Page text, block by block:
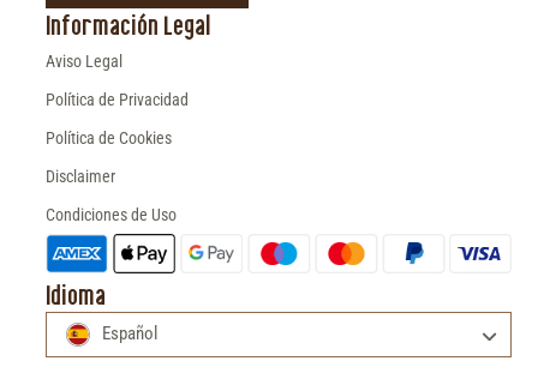
Información Legal
Aviso Legal
Política de Privacidad
Política de Cookies
Disclaimer
Condiciones de Uso
Idioma
Español